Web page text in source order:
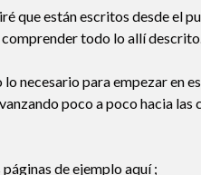
que están escritos desde el
todo lo allí
necesario para empezar en
poco a poco hacia
de ejemplo aquí ;